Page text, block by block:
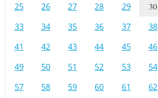
25
26 27 28 29 30
33
34 35 36 37 38
41
42 43 44 45 46
49
50 51 52 53 54
57
58 59 60 61 62